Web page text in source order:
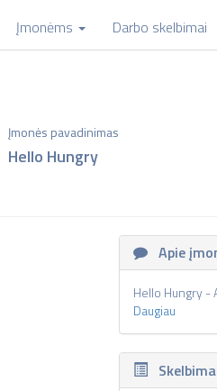
Įmonėms Darbo skelbimai
Įmonės pavadinimas
Hello Hungry
Apie
Hello Hungry
Daugiau